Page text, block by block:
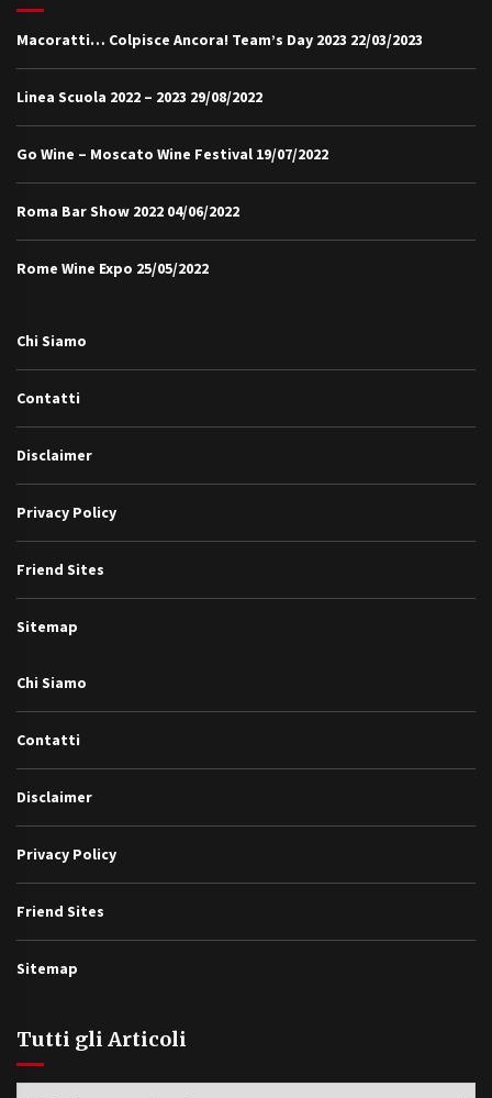
Macoratti… Colpisce Ancora! Team’s Day 2023 22/03/2023
Linea Scuola 2022 – 2023 29/08/2022
Go Wine – Moscato Wine Festival 19/07/2022
Roma Bar Show 2022 04/06/2022
Rome Wine Expo 25/05/2022
Chi Siamo
Contatti
Disclaimer
Privacy Policy
Friend Sites
Sitemap
Chi Siamo
Contatti
Disclaimer
Privacy Policy
Friend Sites
Sitemap
Tutti gli Articoli